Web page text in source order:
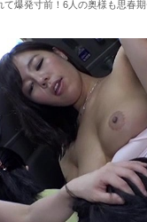
て爆発寸前！6人の奥様も思春